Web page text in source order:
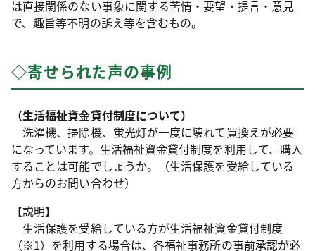
は直接関係のない事象に関する苦情・要望・提言・意見
で、趣旨等不明の訴え等を含むもの。
◇寄せられた声の事例
（生活福祉資金貸付制度について）
洗濯機、掃除機、蛍光灯が一度に壊れて買換えが必要
になっています。生活福祉資金貸付制度を利用して、購入
することは可能でしょうか。（生活保護を受給している
方からのお問い合わせ）
【説明】
生活保護を受給している方が生活福祉資金貸付制度
（※1）を利用する場合は、各福祉事務所の事前承認が必